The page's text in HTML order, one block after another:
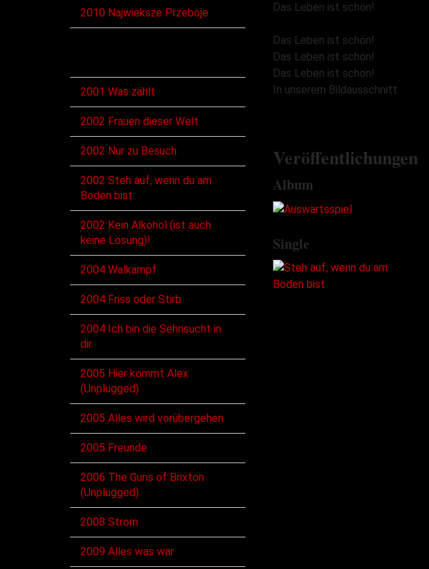
Das Leben ist schön!
Das Leben ist schön!
Das Leben ist schön!
Das Leben ist schön!
In unserem Bildausschnitt.
Veröffentlichungen
Album
Single
2010 Najwieksze Przeboje
2001 Was zählt
2002 Frauen dieser Welt
2002 Nur zu Besuch
2002 Steh auf, wenn du am
Boden bist
2002 Kein Alkohol (ist auch
keine Lösung)!
2004 Walkampf
2004 Friss oder Stirb
2004 Ich bin die Sehnsucht in
dir
2005 Hier kommt Alex
(Unplugged)
2005 Alles wird vorübergehen
2005 Freunde
2006 The Guns of Brixton
(Unplugged)
2008 Strom
2009 Alles was war